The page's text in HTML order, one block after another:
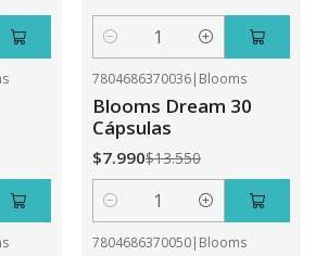
Cantidad
7804686370036| Blooms
Blooms Dream 30
Cápsulas
$7.990$13.550
Cantidad
7804686370050| Blooms